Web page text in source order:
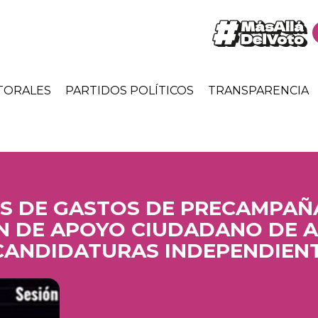
PARTIDOS POLÍTICOS TRANSPARENCIA
DE GASTOS DE
DE APOYO CIUDADANO DE